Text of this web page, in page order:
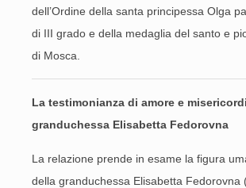
dell’Ordine della santa principessa Olga
di III grado e della medaglia del santo e
di Mosca.
La testimonianza di amore e
granduchessa Elisabetta Fedorovna
La relazione prende in esame la figura
della granduchessa Elisabetta Fedorovna